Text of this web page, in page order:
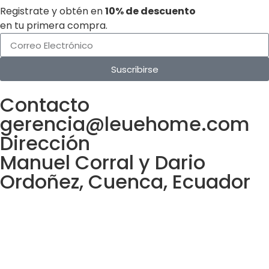
Registrate y obtén en10% de descuento
en tu primera compra.
Suscribirse
Contacto
gerencia@leuehome.com
Dirección
Manuel Corral y Dario
Ordoñez, Cuenca, Ecuador